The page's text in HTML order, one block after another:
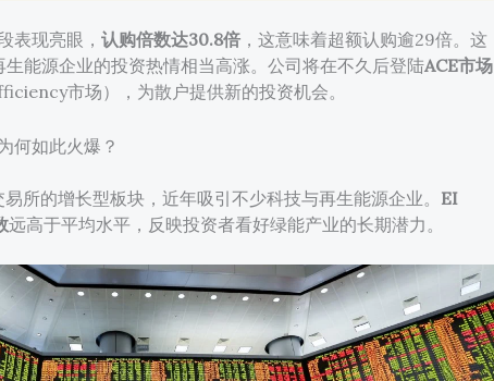
表现亮眼， 认购倍数达30.8倍 ，这意味着超额认购逾29倍。这
能源企业的投资热情相当高涨。公司将在不久后登陆ACE市场
市场），为散户提供新的投资机会。
何如此火爆？
所的增长型板块，近年吸引不少科技与再生能源企业。 EI
远高于平均水平，反映投资者看好绿能产业的长期潜力。